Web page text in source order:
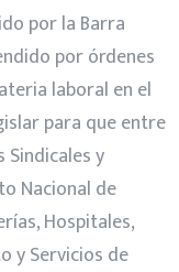
por la Barra
por órdenes
laboral en el
para que entre
y
Nacional de
Hospitales,
y Servicios de